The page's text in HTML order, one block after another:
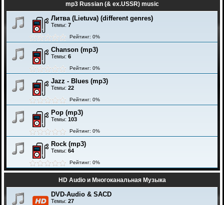
mp3 Russian (& ex.USSR) music
Литва (Lietuva) (different genres)
Темы: 7
Рейтинг: 0%
Chanson (mp3)
Темы: 6
Рейтинг: 0%
Jazz - Blues (mp3)
Темы: 22
Рейтинг: 0%
Pop (mp3)
Темы: 103
Рейтинг: 0%
Rock (mp3)
Темы: 64
Рейтинг: 0%
HD Audio и Многоканальная Музыка
DVD-Audio & SACD
Темы: 27